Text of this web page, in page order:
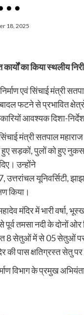
18, 2025
का किया स्थलीय
एवं सिंचाई मंत्री
फटने से प्रभावित
आवश्यक दिशा-
मंत्री सतपाल
सड़कों, पुलों को हुए
उन्होंने
उत्तरांचल यूनिवर्सिटी,
किया।
मंदिर में भारी
पूर्व तमसा नदी के दोनों
8 सेतुओं में से 05 सेतुओं
की पास क्षतिग्रस्त सेतु
विभाग के प्रमुख